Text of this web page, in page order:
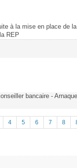
à la mise en place de
REP
bancaire -
4 5 6 7 8